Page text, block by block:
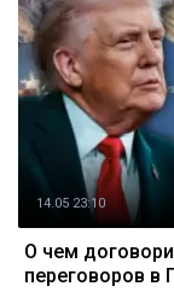
14.05 23:10
О чем
переговоров в